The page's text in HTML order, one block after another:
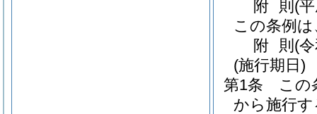
附 則 (
この条例
附 則 (
(施行期日)
第1条
この
から施行